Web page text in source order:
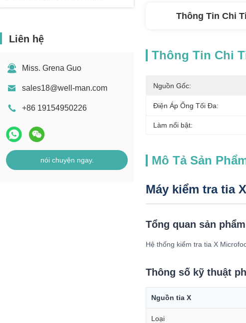
Liên hệ
Miss. Grena Guo
sales18@well-man.com
+86 19154950226
nói chuyện ngay.
Thông Tin Chi
Thông Tin Chi
Nguồn Gốc:
Điện Áp Ống Tối Đa:
Làm nổi bật:
Mô Tả Sản
Máy kiểm tra tia
Tổng quan sản phẩm
Hệ thống kiểm tra tia X
Thông số kỹ thuật
Nguồn tia X
Loại